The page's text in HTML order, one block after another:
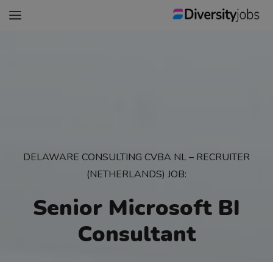
LinkedIn-profiel Check
Bekijk ook ...
TraineeshipVacatures: hét complete overzicht
DELAWARE CONSULTING CVBA NL – RECRUITER
(NETHERLANDS) JOB:
Senior Microsoft BI
Consultant